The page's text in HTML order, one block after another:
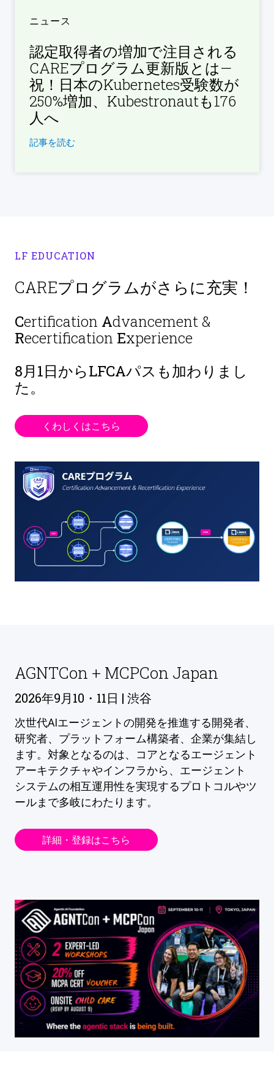
ニュース
認定取得者の増加で注目される
CAREプログラム更新版とは—
祝！日本のKubernetes受験数が
250%増加、Kubestronautも176
人へ
記事を読む
LF EDUCATION
CAREプログラムがさらに充実！
Certification Advancement &
Recertification Experience
8月1日からLFCAパスも加わりまし
た。
くわしくはこちら
AGNTCon + MCPCon Japan
2026年9月10・11日 | 渋谷
次世代AIエージェントの開発を推進する開発者、
研究者、プラットフォーム構築者、企業が集結し
ます。対象となるのは、コアとなるエージェント
アーキテクチャやインフラから、エージェント
システムの相互運用性を実現するプロトコルやツ
ールまで多岐にわたります。
詳細・登録はこちら